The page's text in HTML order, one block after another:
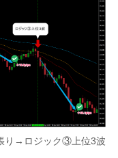
り→ロジック③上位3波